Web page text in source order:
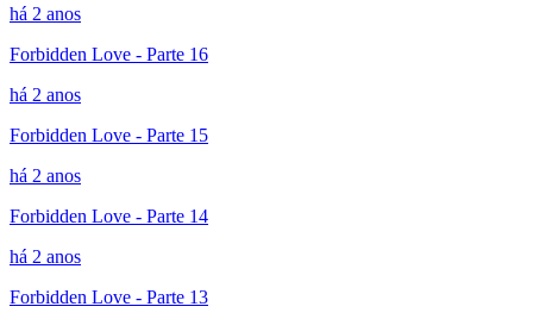
há 2 anos
Forbidden Love - Parte 16
há 2 anos
Forbidden Love - Parte 15
há 2 anos
Forbidden Love - Parte 14
há 2 anos
Forbidden Love - Parte 13